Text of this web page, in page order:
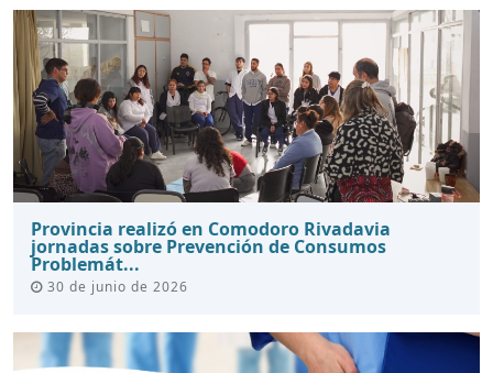
Provincia realizó en Comodoro Rivadavia
jornadas sobre Prevención de Consumos
Problemát...
30 de junio de 2026